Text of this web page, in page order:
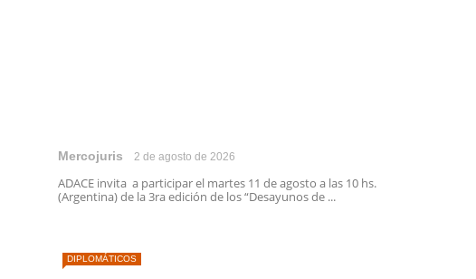
Mercojuris 2 de agosto de 2026
ADACE invita a participar el martes 11 de agosto a las 10 hs.
(Argentina) de la 3ra edición de los “Desayunos de ...
DIPLOMÁTICOS